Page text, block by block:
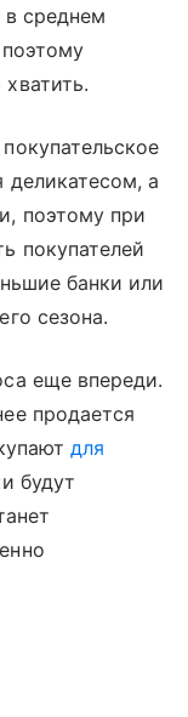
среднем
деликатесом, а
поэтому при
покупателей
банки или
сезона.
еще впереди.
продается
для
будут